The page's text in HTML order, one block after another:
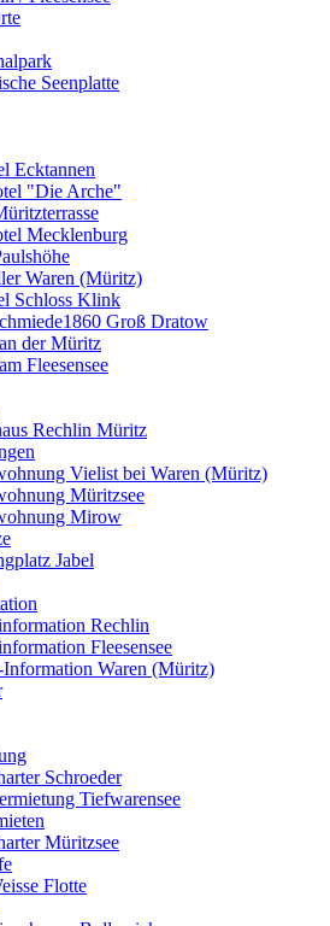
Seenplatte
Ecktannen
"Die Arche"
Mecklenburg
Waren (Müritz)
Schloss Klink
Groß Dratow
der Müritz
Fleesensee
Rechlin Müritz
Vielist bei Waren (Müritz)
Müritzsee
Mirow
Jabel
Rechlin
Fleesensee
Information Waren (Müritz)
Schroeder
Tiefwarensee
Müritzsee
Flotte